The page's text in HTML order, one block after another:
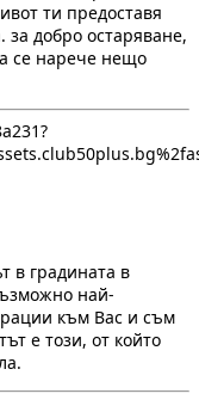
ти предоставя
добро остаряване,
се нарече нещо
в градината в
най-
към Вас и съм
е този, от който